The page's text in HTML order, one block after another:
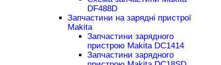
DF488D
Запчастини на зарядні пристрої
Makita
Запчастини зарядного
пристрою Makita DC1414
Запчастини зарядного